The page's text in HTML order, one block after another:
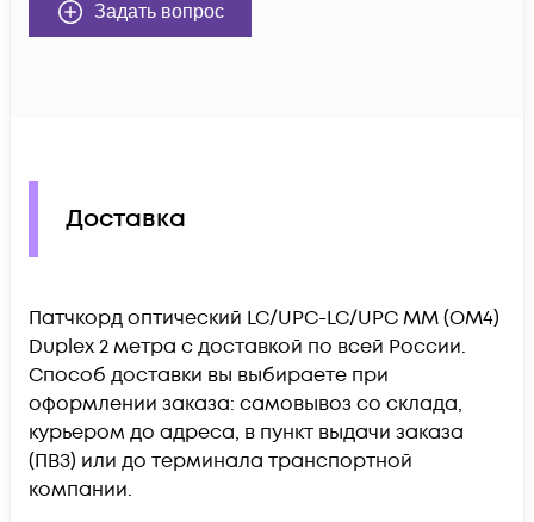
Задать вопрос
Доставка
Патчкорд оптический LC/UPC-LC/UPC MM (OM4)
Duplex 2 метра c доставкой по всей России.
Способ доставки вы выбираете при
оформлении заказа: самовывоз со склада,
курьером до адреса, в пункт выдачи заказа
(ПВЗ) или до терминала транспортной
компании.